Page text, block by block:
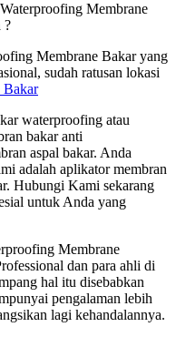
Membrane
?
Membrane Bakar yang
sudah ratusan lokasi
Bakar
waterproofing atau
bakar anti
aspal bakar. Anda
adalah aplikator membran
Hubungi Kami sekarang
untuk Anda yang
Membrane
dan para ahli di
hal itu disebabkan
pengalaman lebih
lagi kehandalannya.